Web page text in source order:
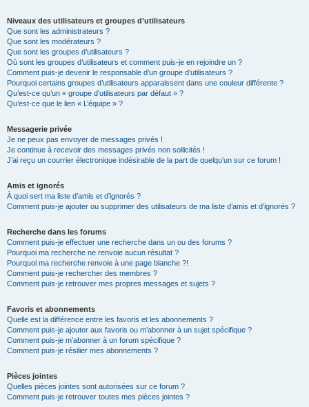
Niveaux des utilisateurs et groupes d’utilisateurs
Que sont les administrateurs ?
Que sont les modérateurs ?
Que sont les groupes d’utilisateurs ?
Où sont les groupes d’utilisateurs et comment puis-je en rejoindre un ?
Comment puis-je devenir le responsable d’un groupe d’utilisateurs ?
Pourquoi certains groupes d’utilisateurs apparaissent dans une couleur différente ?
Qu’est-ce qu’un « groupe d’utilisateurs par défaut » ?
Qu’est-ce que le lien « L’équipe » ?
Messagerie privée
Je ne peux pas envoyer de messages privés !
Je continue à recevoir des messages privés non sollicités !
J’ai reçu un courrier électronique indésirable de la part de quelqu’un sur ce forum !
Amis et ignorés
À quoi sert ma liste d’amis et d’ignorés ?
Comment puis-je ajouter ou supprimer des utilisateurs de ma liste d’amis et d’ignorés ?
Recherche dans les forums
Comment puis-je effectuer une recherche dans un ou des forums ?
Pourquoi ma recherche ne renvoie aucun résultat ?
Pourquoi ma recherche renvoie à une page blanche ?!
Comment puis-je rechercher des membres ?
Comment puis-je retrouver mes propres messages et sujets ?
Favoris et abonnements
Quelle est la différence entre les favoris et les abonnements ?
Comment puis-je ajouter aux favoris ou m’abonner à un sujet spécifique ?
Comment puis-je m’abonner à un forum spécifique ?
Comment puis-je résilier mes abonnements ?
Pièces jointes
Quelles pièces jointes sont autorisées sur ce forum ?
Comment puis-je retrouver toutes mes pièces jointes ?